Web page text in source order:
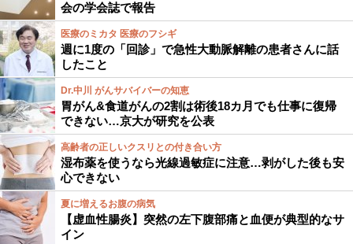
会の学会誌で報告
医療のミカタ 医療のフシギ
週に1度の「回診」で急性大動脈解離の患者さんに話
したこと
Dr.中川 がんサバイバーの知恵
胃がん&食道がんの2割は術後18カ月でも仕事に復帰
できない…京大が研究を公表
高齢者の正しいクスリとの付き合い方
湿布薬を使うなら光線過敏症に注意…剥がした後も安
心できない
夏に増えるお腹の病気
【虚血性腸炎】突然の左下腹部痛と血便が典型的なサ
イン